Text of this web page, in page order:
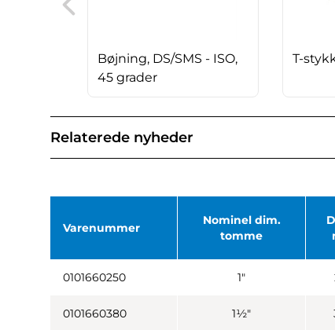
Bøjning, DS/SMS - ISO,
45 grader
T-
Relaterede nyheder
Varenummer
Nominel dim.
tomme
0101660250 1"
0101660380 1½"